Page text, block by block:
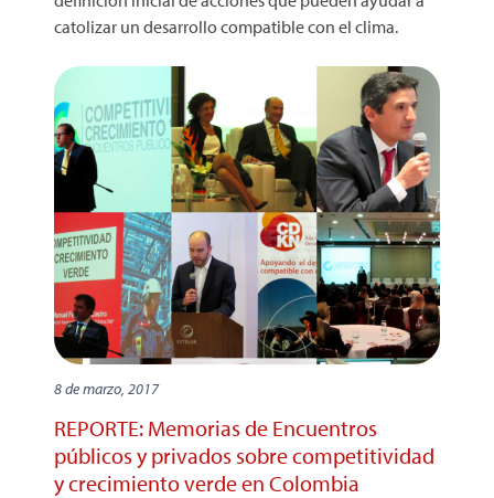
catolizar un desarrollo compatible con el clima.
8 de marzo, 2017
REPORTE: Memorias de Encuentros
públicos y privados sobre competitividad
y crecimiento verde en Colombia